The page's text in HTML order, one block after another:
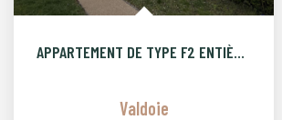
APPARTEMENT DE TYPE F2 ENTIÈREMENT RENOVÉ AVEC PARKING PRIVA
Valdoie